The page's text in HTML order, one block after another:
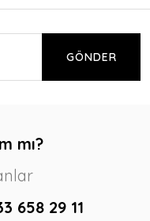
GÖNDER
mı?
658 29 11